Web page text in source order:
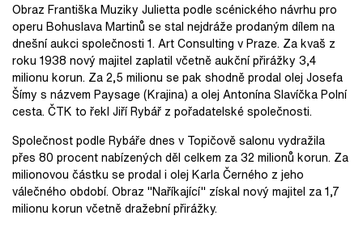
Obraz Františka Muziky Julietta podle scénického návrhu pro
operu Bohuslava Martinů se stal nejdráže prodaným dílem na
dnešní aukci společnosti 1. Art Consulting v Praze. Za kvaš z
roku 1938 nový majitel zaplatil včetně aukční přirážky 3,4
milionu korun. Za 2,5 milionu se pak shodně prodal olej Josefa
Šímy s názvem Paysage (Krajina) a olej Antonína Slavíčka Polní
cesta. ČTK to řekl Jiří Rybář z pořadatelské společnosti.
Společnost podle Rybáře dnes v Topičově salonu vydražila
přes 80 procent nabízených děl celkem za 32 milionů korun. Za
milionovou částku se prodal i olej Karla Černého z jeho
válečného období. Obraz "Naříkající" získal nový majitel za 1,7
milionu korun včetně dražební přirážky.